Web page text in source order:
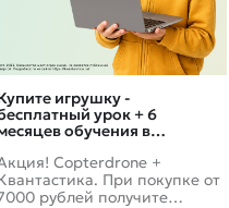
игрушку -
урок + 6
обучения в
Copterdrone +
При покупке от
рублей получите